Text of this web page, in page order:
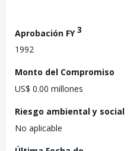
Aprobación FY3
1992
Monto del Compromiso
US$ 0.00 millones
Riesgo ambiental y social
No aplicable